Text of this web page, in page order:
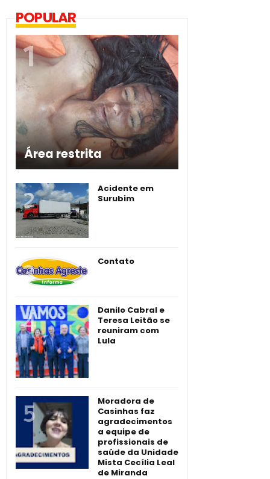
POPULAR
Área restrita
Acidente em
Surubim
Contato
Danilo Cabral e
Teresa Leitão se
reuniram com
Lula
Moradora de
Casinhas faz
agradecimentos
a equipe de
profissionais de
saúde da Unidade
Mista Cecília Leal
de Miranda